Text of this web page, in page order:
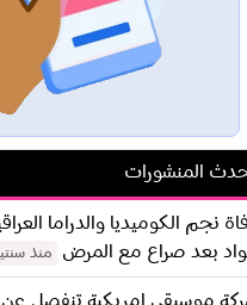
المنشورات
نجم الكوميديا والدراما
بعد صراع مع المرض
منذ